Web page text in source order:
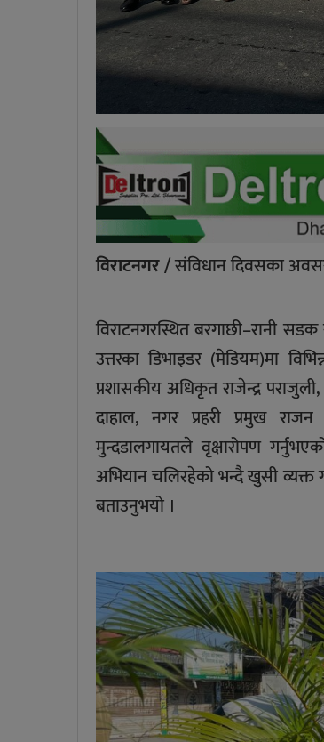
विराटनगर /संविधान दिवसका
विराटनगरस्थित बरगाछी–रानी
उत्तरका डिभाइडर (मेडियम)मा
प्रशासकीय अधिकृत राजेन्द्र
दाहाल, नगर प्रहरी प्रमुख
मुन्दडालगायतले वृक्षारोपण
अभियान चलिरहेको भन्दै खुसी व्यक्त
बताउनुभयो ।